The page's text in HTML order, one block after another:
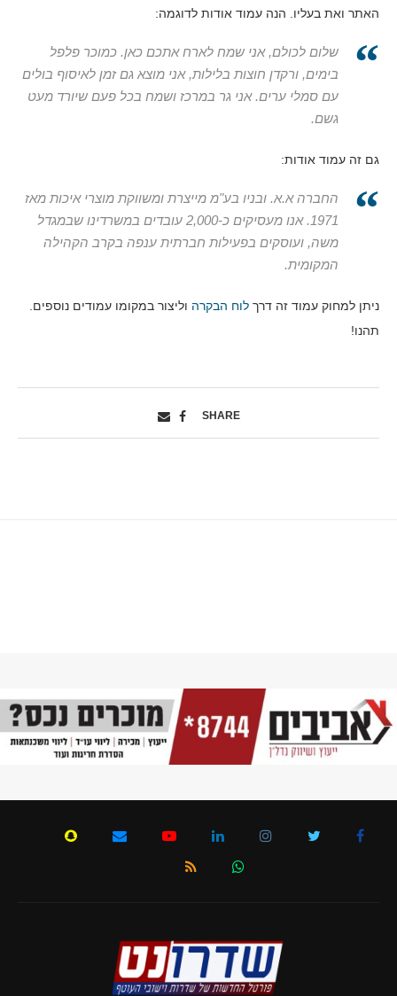
האתר ואת בעליו. הנה עמוד אודות לדוגמה:
שלום לכולם, אני שמח לארח אתכם כאן. כמוכר פלפל
בימים, ורקדן חוצות בלילות, אני מוצא גם זמן לאיסוף בולים
עם סמלי ערים. אני גר במרכז ושמח בכל פעם שיורד מעט
גשם.
גם זה עמוד אודות:
החברה א.א. ובניו בע"מ מייצרת ומשווקת מוצרי איכות מאז
1971. אנו מעסיקים כ-2,000 עובדים במשרדינו שבמגדל
משה, ועוסקים בפעילות חברתית ענפה בקרב הקהילה
המקומית.
ניתן למחוק עמוד זה דרך לוח הבקרה וליצור במקומו עמודים נוספים.
תהנו!
SHARE